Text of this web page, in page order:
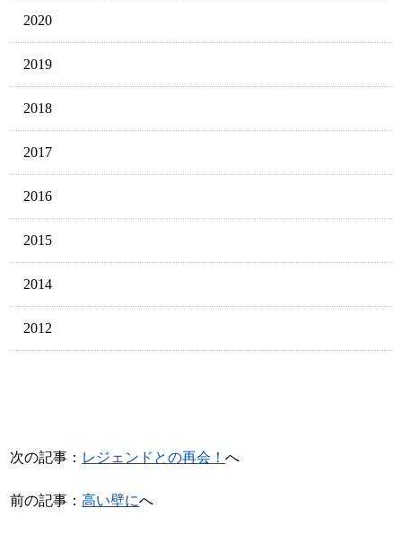
2020
2019
2018
2017
2016
2015
2014
2012
次の記事： レジェンドとの再会！へ
前の記事：高い壁にへ